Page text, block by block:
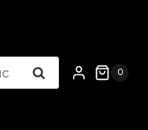
Suchen 0